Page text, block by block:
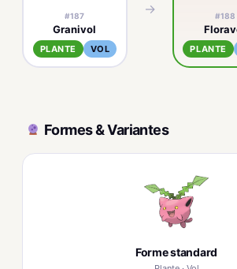
#187
Granivol
PLANTE VOL
→ #188
PLANTE
Formes & Variantes
Forme standard